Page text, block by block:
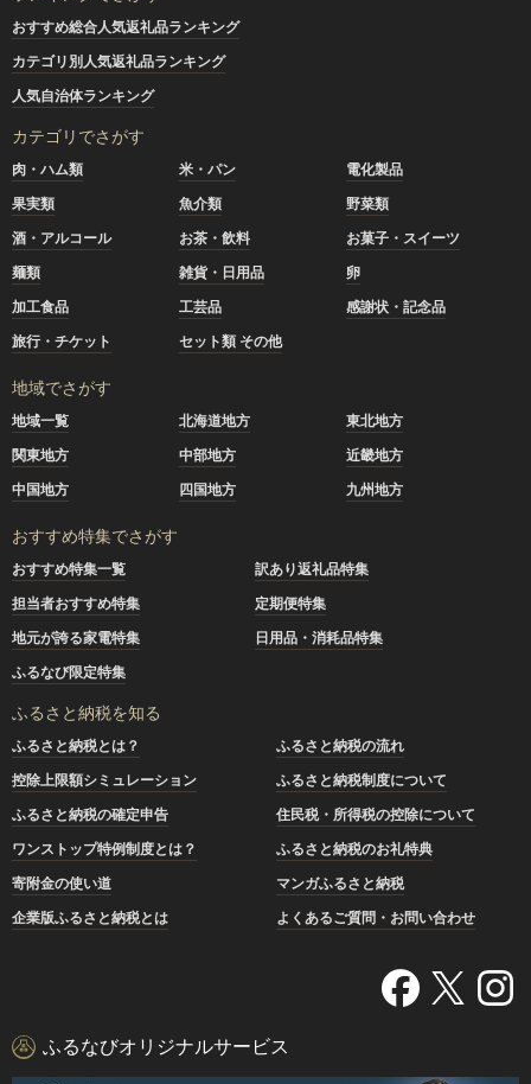
おすすめ総合人気返礼品ランキング
カテゴリ別人気返礼品ランキング
人気自治体ランキング
カテゴリでさがす
肉・ハム類 米・パン
電化製品
果実類
魚介類
野菜類
酒・アルコール
お茶・飲料
お菓子・スイーツ
麺類
雑貨・日用品
卵
加工食品
工芸品
感謝状・記念品
旅行・チケット
セット類 その他
地域でさがす
地域一覧 北海道地方
東北地方
関東地方
中部地方
近畿地方
中国地方
四国地方 九州地方
おすすめ特集でさがす
おすすめ特集一覧
訳あり返礼品特集
担当者おすすめ特集
定期便特集
地元が誇る家電特集
日用品・消耗品特集
ふるなび限定特集
ふるさと納税を知る
ふるさと納税とは？
ふるさと納税の流れ
控除上限額シミュレーション
ふるさと納税制度について
ふるさと納税の確定申告
住民税・所得税の控除について
ワンストップ特例制度とは？
ふるさと納税のお礼特典
寄附金の使い道
マンガふるさと納税
企業版ふるさと納税とは
よくあるご質問・お問い合わせ
ふるなびオリジナルサービス